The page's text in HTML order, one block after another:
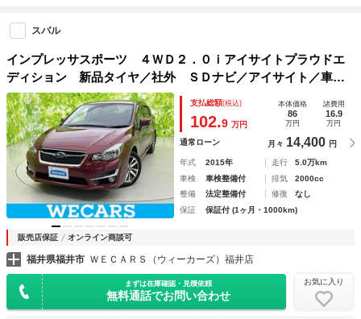
スバル
インプレッサスポーツ ４ＷＤ２．０ｉアイサイトプラウドエ
ディション 新品タイヤ／社外 ＳＤナビ／アイサイト／車線
逸脱防止支援システム／ドライブレコーダー 前後／ヘッドラ
ンプ ＨＩＤ／ＵＳＢジャック／Ｂｌｕｅｔｏｏｔｈ接続／Ｅ
ＴＣ／ＥＢＤ付ＡＢＳ／横滑り防止装置
支払総額(税込)
102.9 万円
本体価格
86
万円
諸費用
16.9
万円
通常ローン 月々 14,400 円
年式 2015年 走行
5.0万km
車検
車検整備付 排気
2000cc
整備
法定整備付 修復
なし
保証
保証付 (1ヶ月・1000km)
販売店保証 オンライン商談可
福井県福井市 ＷＥＣＡＲＳ（ウィーカーズ）福井店
まずは在庫確認・見積依頼
無料通話でお問い合わせ
お気に入り